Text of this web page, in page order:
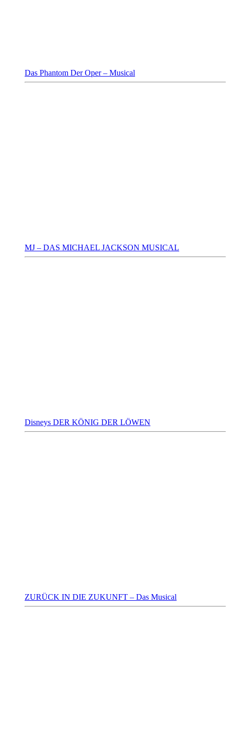
Das Phantom Der Oper – Musical
MJ – DAS MICHAEL JACKSON MUSICAL
Disneys DER KÖNIG DER LÖWEN
ZURÜCK IN DIE ZUKUNFT – Das Musical